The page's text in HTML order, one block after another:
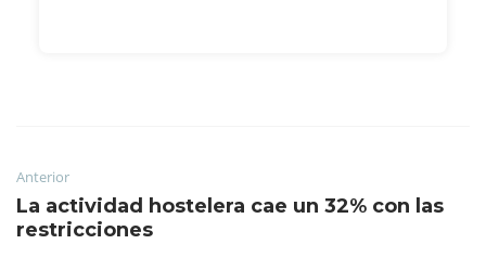
Anterior
La actividad hostelera cae un 32% con las
restricciones